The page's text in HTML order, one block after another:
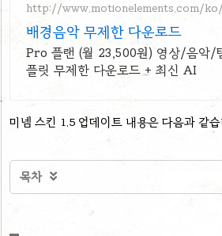
http://www.motionelements.com/ko/
배경음악 무제한 다운로드
Pro 플랜 (월 23,500원) 영상/음악/
플릿 무제한 다운로드 + 최신 AI
미넴 스킨 1.5 업데이트 내용은 다음과 같습
목차 